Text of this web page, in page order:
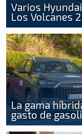
Varios
Los Volcanes
La gama
gasto de